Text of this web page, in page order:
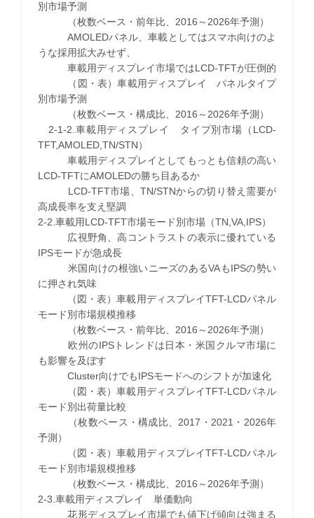
別市場予測
（枚数ベース・前年比、2016～2026年予測）
AMOLEDパネル、車載としてはスマホ向けのよ
うな採用拡大みせず、
車載用ディスプレイ市場ではLCD-TFTが圧倒的
（図・表）車載用ディスプレイ パネルタイプ
別市場予測
（枚数ベース・構成比、2016～2026年予測）
2-1-2.車載用ディスプレイ タイプ別市場（LCD-
TFT,AMOLED,TN/STN）
車載用ディスプレイとしてもっとも信頼の高い
LCD-TFTにAMOLEDの勝ち目あるか
LCD-TFT市場、TN/STNからの切り替え需要が
高成長率を支え堅調
2-2.車載用LCD-TFT市場モード別市場（TN,VA,IPS）
広視野角、高コントラストの表示に優れている
IPSモードが急成長
米国向けの根強いニーズのあるVAもIPSの勢い
に押され気味
（図・表）車載用ディスプレイTFT-LCDパネル
モード別市場規模推移
（枚数ベース・前年比、2016～2026年予測）
欧州のIPSトレンドは日本・米国クルマ市場に
も影響を及ぼす
Cluster向けでもIPSモードへのシフトが加速化
（図・表）車載用ディスプレイTFT-LCDパネル
モード別出荷量比較
（枚数ベース・構成比、2017・2021・2026年
予測）
（図・表）車載用ディスプレイTFT-LCDパネル
モード別市場規模推移
（枚数ベース・構成比、2016～2026年予測）
2-3.車載用ディスプレイ 単価動向
花形ディスプレイ市場でも値下げ傾向は強まる